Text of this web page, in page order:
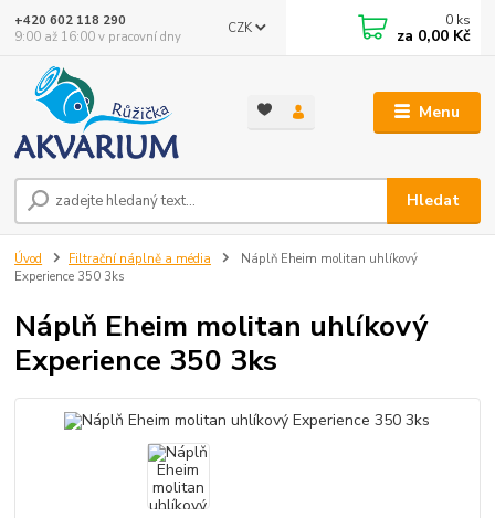
Menu
CZK
Hledat
+420 602 118 290
9:00 až 16:00 v pracovní dny
0 ks
za 0,00 Kč
Úvod Filtrační náplně a média
Náplň Eheim molitan uhlíkový
Experience 350 3ks
Náplň Eheim molitan uhlíkový
Experience 350 3ks